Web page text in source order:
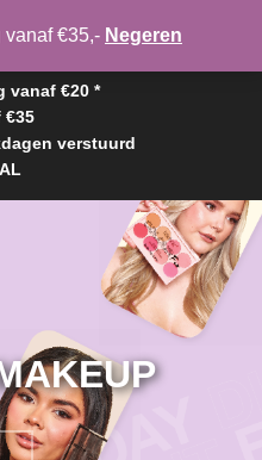
vanaf €20 *
€35
verstuurd
vanaf €35,- Negeren